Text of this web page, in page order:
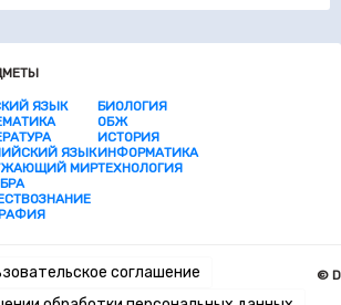
ЯЗЫК
ЯЗЫК
МИР
БИОЛОГИЯ
ОБЖ
ИСТОРИЯ
ИНФОРМАТИКА
ТЕХНОЛОГИЯ
соглашение
©